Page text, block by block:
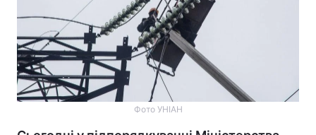
Фото УНІАН